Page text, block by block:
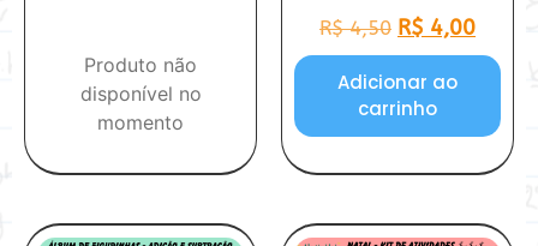
Produto não
disponível no
momento
R$4,50 R$ 4,00
Adicionar ao
carrinho